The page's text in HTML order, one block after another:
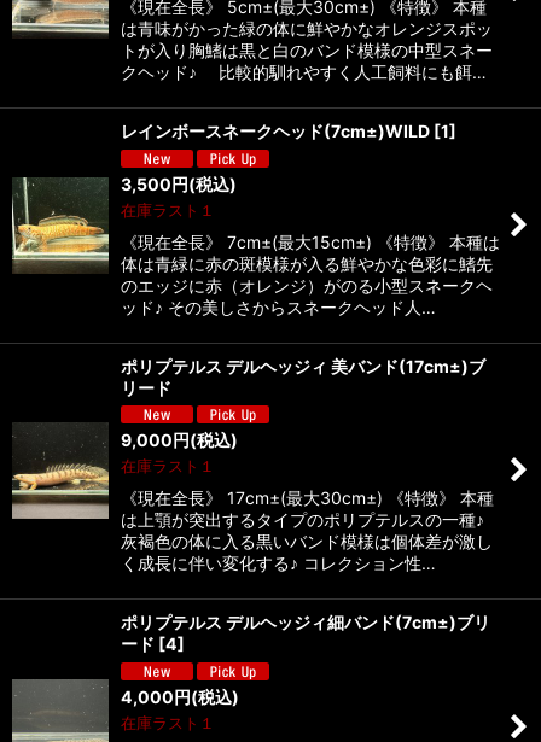
《現在全長》 5cm±(最大30cm±) 《特徴》 本種
は青味がかった緑の体に鮮やかなオレンジスポッ
トが入り胸鰭は黒と白のバンド模様の中型スネー
クヘッド♪ 比較的馴れやすく人工飼料にも餌…
レインボースネークヘッド(7cm±)WILD [1]
3,500円(税込)
在庫ラスト１
《現在全長》 7cm±(最大15cm±) 《特徴》 本種は
体は青緑に赤の斑模様が入る鮮やかな色彩に鰭先
のエッジに赤（オレンジ）がのる小型スネークヘ
ッド♪ その美しさからスネークヘッド人…
ポリプテルス デルヘッジィ 美バンド(17cm±)ブ
リード
9,000円(税込)
在庫ラスト１
《現在全長》 17cm±(最大30cm±) 《特徴》 本種
は上顎が突出するタイプのポリプテルスの一種♪
灰褐色の体に入る黒いバンド模様は個体差が激し
く成長に伴い変化する♪ コレクション性…
ポリプテルス デルヘッジィ細バンド(7cm±)ブリ
ード [4]
4,000円(税込)
在庫ラスト１